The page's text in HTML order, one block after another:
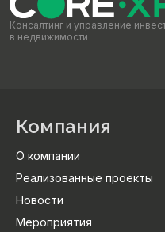
Консалтинг и управление
в недвижимости
Компания
О компании
Реализованные проекты
Новости
Мероприятия